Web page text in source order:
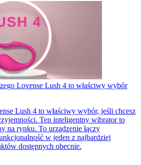
Lovense Lush 4 to właściwy wybór
Lush 4 to właściwy wybór, jeśli chcesz
Ten inteligentny wibrator to
na rynku. To urządzenie łączy
w jeden z najbardziej
dostępnych obecnie.